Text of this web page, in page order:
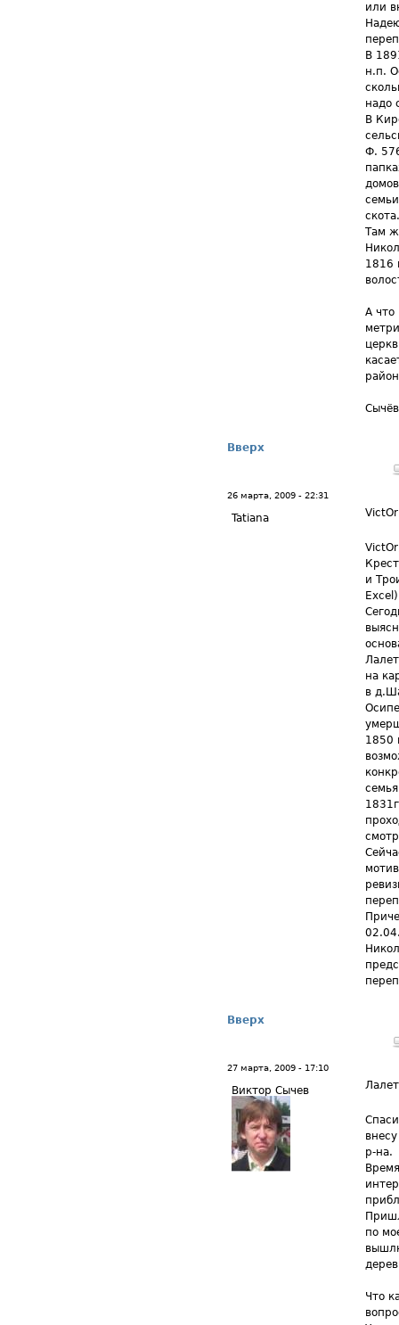
или
В
н.п.
надо
В
Ф.
скота.
Там
1816
А что
Вверх
26 марта, 2009 - 22:31
Tatiana
и
на
в
1850
Вверх
27 марта, 2009 - 17:10
Виктор Сычев
р-на.
по
Что